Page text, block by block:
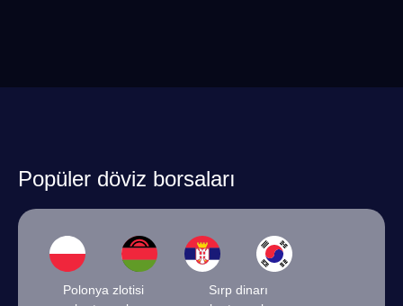
Popüler döviz borsaları
Polonya zlotisi
Sırp dinarı